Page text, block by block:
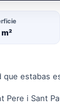
que estabas
Pere i Sant